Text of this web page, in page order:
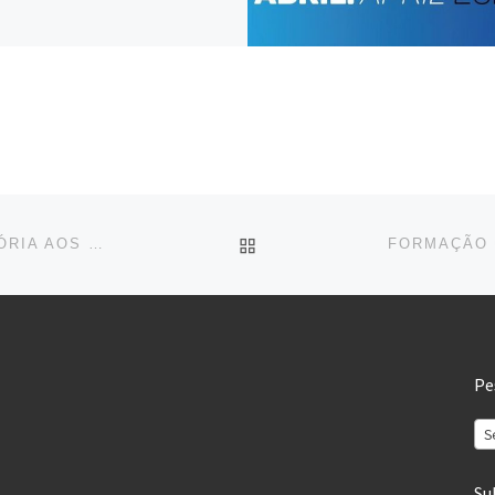
SÓ 16% DAS EMPRESAS DÃO FORMAÇÃO OBRIGATÓRIA AOS TRABALHADORES BACK TO POST LIST